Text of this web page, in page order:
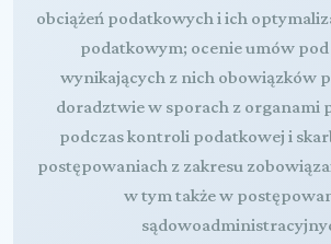
obciążeń podatkowych i ich
podatkowym; ocenie umów
wynikających z nich obowiązków
doradztwie w sporach z organami
podczas kontroli podatkowej i
postępowaniach z zakresu
w tym także w